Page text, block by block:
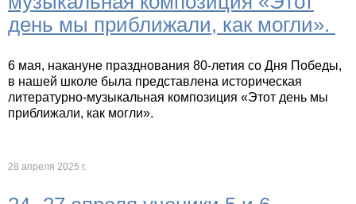
день мы приближали, как могли».
6 мая, накануне празднования 80-летия со Дня Победы,
в нашей школе была представлена историческая
литературно-музыкальная композиция «Этот день мы
приближали, как могли».
28 апреля 2025 г.